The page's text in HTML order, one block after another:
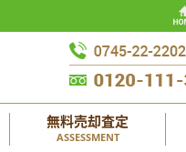
無料売却査定
ASSESSMENT